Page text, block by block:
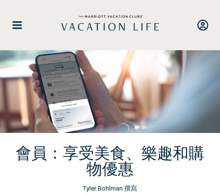
會員：享受美食、樂趣和購
物優惠
Tyler Bohlman 撰寫